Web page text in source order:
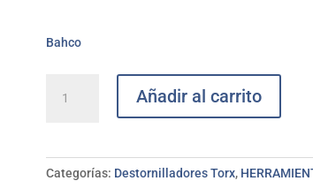
Bahco
Torx
Añadir al carrito
Categorías: Destornilladores Torx,